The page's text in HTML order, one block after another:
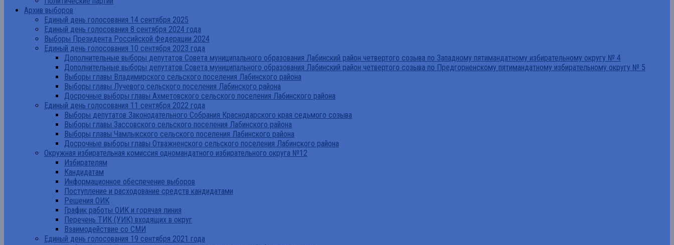
Архив выборов
Единый день голосования 14 сентября 2025
Единый день голосования 8 сентября 2024 года
Выборы Президента Российской Федерации 2024
Единый день голосования 10 сентября 2023 года
Дополнительные выборы депутатов Совета муниципального образования Лабинский район четвертого созыва по Западному пятимандатному избирательному округу № 4
Дополнительные выборы депутатов Совета муниципального образования Лабинский район четвертого созыва по Предгорненскому пятимандатному избирательному округу № 5
Выборы главы Владимирского сельского поселения Лабинского района
Выборы главы Лучевого сельского поселения Лабинского района
Досрочные выборы главы Ахметовского сельского поселения Лабинского района
Единый день голосования 11 сентября 2022 года
Выборы депутатов Законодательного Собрания Краснодарского края седьмого созыва
Выборы главы Зассовского сельского поселения Лабинского района
Выборы главы Чамлыкского сельского поселения Лабинского района
Досрочные выборы главы Отважненского сельского поселения Лабинского района
Окружная избирательная комиссия одномандатного избирательного округа №12
Избирателям
Кандидатам
Информационное обеспечение выборов
Поступление и расходование средств кандидатами
Решения ОИК
График работы ОИК и горячая линия
Перечень ТИК (УИК) входящих в округ
Взаимодействие со СМИ
Единый день голосования 19 сентября 2021 года